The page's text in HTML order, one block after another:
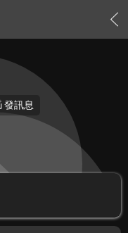
發訊息